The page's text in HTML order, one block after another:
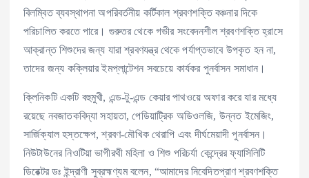
বিলম্বিত ব্যবস্থাপনা অপরিবর্তনীয় কর্টিকাল শ্রবণশক্তি বঞ্চনার দিকে
পরিচালিত করতে পারে। গুরুতর থেকে গভীর সংবেদনশীল শ্রবণশক্তি হ্রাসে
আক্রান্ত শিশুদের জন্য যারা শ্রবণযন্ত্র থেকে পর্যাপ্তভাবে উপকৃত হন না,
তাদের জন্য কক্লিয়ার ইমপ্লান্টেশন সবচেয়ে কার্যকর পুনর্বাসন সমাধান।
ক্লিনিকটি একটি বহুমুখী, এন্ড-টু-এন্ড কেয়ার পাথওয়ে অফার করে যার মধ্যে
রয়েছে নবজাতকবিদ্যা সহায়তা, পেডিয়াট্রিক অডিওলজি, উন্নত ইমেজিং,
সার্জিক্যাল হস্তক্ষেপ, শ্রবণ-মৌখিক থেরাপি এবং দীর্ঘমেয়াদী পুনর্বাসন।
নিউটাউনের নিওটিয়া ভাগীরথী মহিলা ও শিশু পরিচর্যা কেন্দ্রের ফ্যাসিলিটি
ডিরেক্টর ডঃ ইন্দ্রাণী সুব্রহ্মণ্যম বলেন, “আমাদের নিবেদিতপ্রাণ শ্রবণশক্তি